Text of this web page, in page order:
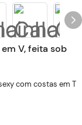
V, feita sob
com costas em T